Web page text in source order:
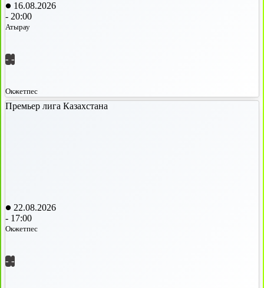
16.08.2026
- 20:00
Атырау
- -
Окжетпес
Премьер лига Казахстана
22.08.2026
- 17:00
Окжетпес
- -